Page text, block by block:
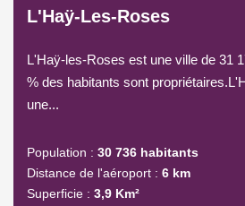
L'Haÿ-Les-Roses
L'Haÿ-les-Roses est une ville de 31
% des habitants sont
une...
Population : 30 736 habitants
Distance de l'aéroport : 6 km
Superficie : 3,9 Km²